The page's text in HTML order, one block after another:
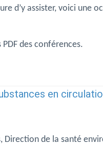
d’y assister, voici une
des conférences.
en
Direction de la santé